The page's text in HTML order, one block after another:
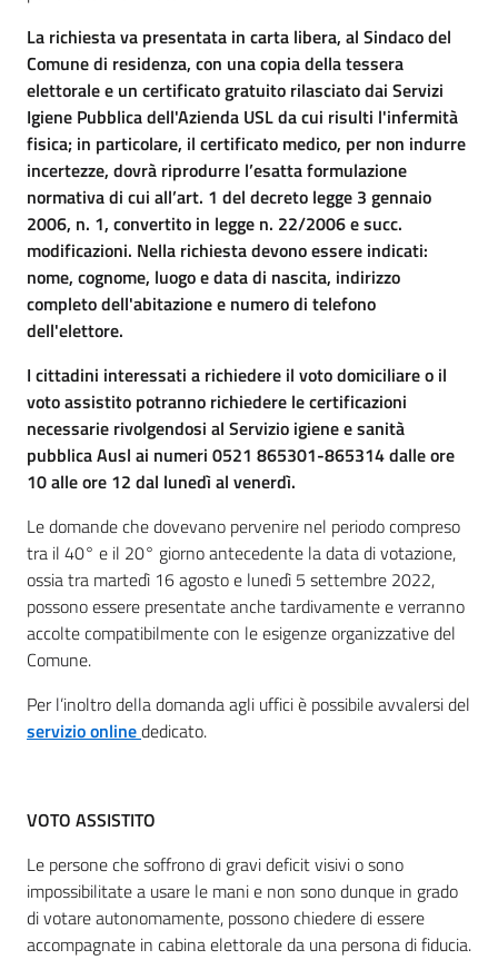
La richiesta va presentata in carta libera, al Sindaco del
Comune di residenza, con una copia della tessera
elettorale e un certificato gratuito rilasciato dai Servizi
Igiene Pubblica dell'Azienda USL da cui risulti l'infermità
fisica; in particolare, il certificato medico, per non indurre
incertezze, dovrà riprodurre l’esatta formulazione
normativa di cui all’art. 1 del decreto legge 3 gennaio
2006, n. 1, convertito in legge n. 22/2006 e succ.
modificazioni. Nella richiesta devono essere indicati:
nome, cognome, luogo e data di nascita, indirizzo
completo dell'abitazione e numero di telefono
dell'elettore.
I cittadini interessati a richiedere il voto domiciliare o il
voto assistito potranno richiedere le certificazioni
necessarie rivolgendosi al Servizio igiene e sanità
pubblica Ausl ai numeri 0521 865301-865314 dalle ore
10 alle ore 12 dal lunedì al venerdì.
Le domande che dovevano pervenire nel periodo compreso
tra il 40° e il 20° giorno antecedente la data di votazione,
ossia tra martedì 16 agosto e lunedì 5 settembre 2022,
possono essere presentate anche tardivamente e verranno
accolte compatibilmente con le esigenze organizzative del
Comune.
Per l’inoltro della domanda agli uffici è possibile avvalersi del
servizio onlinededicato.
VOTO ASSISTITO
Le persone che soffrono di gravi deficit visivi o sono
impossibilitate a usare le mani e non sono dunque in grado
di votare autonomamente, possono chiedere di essere
accompagnate in cabina elettorale da una persona di fiducia.